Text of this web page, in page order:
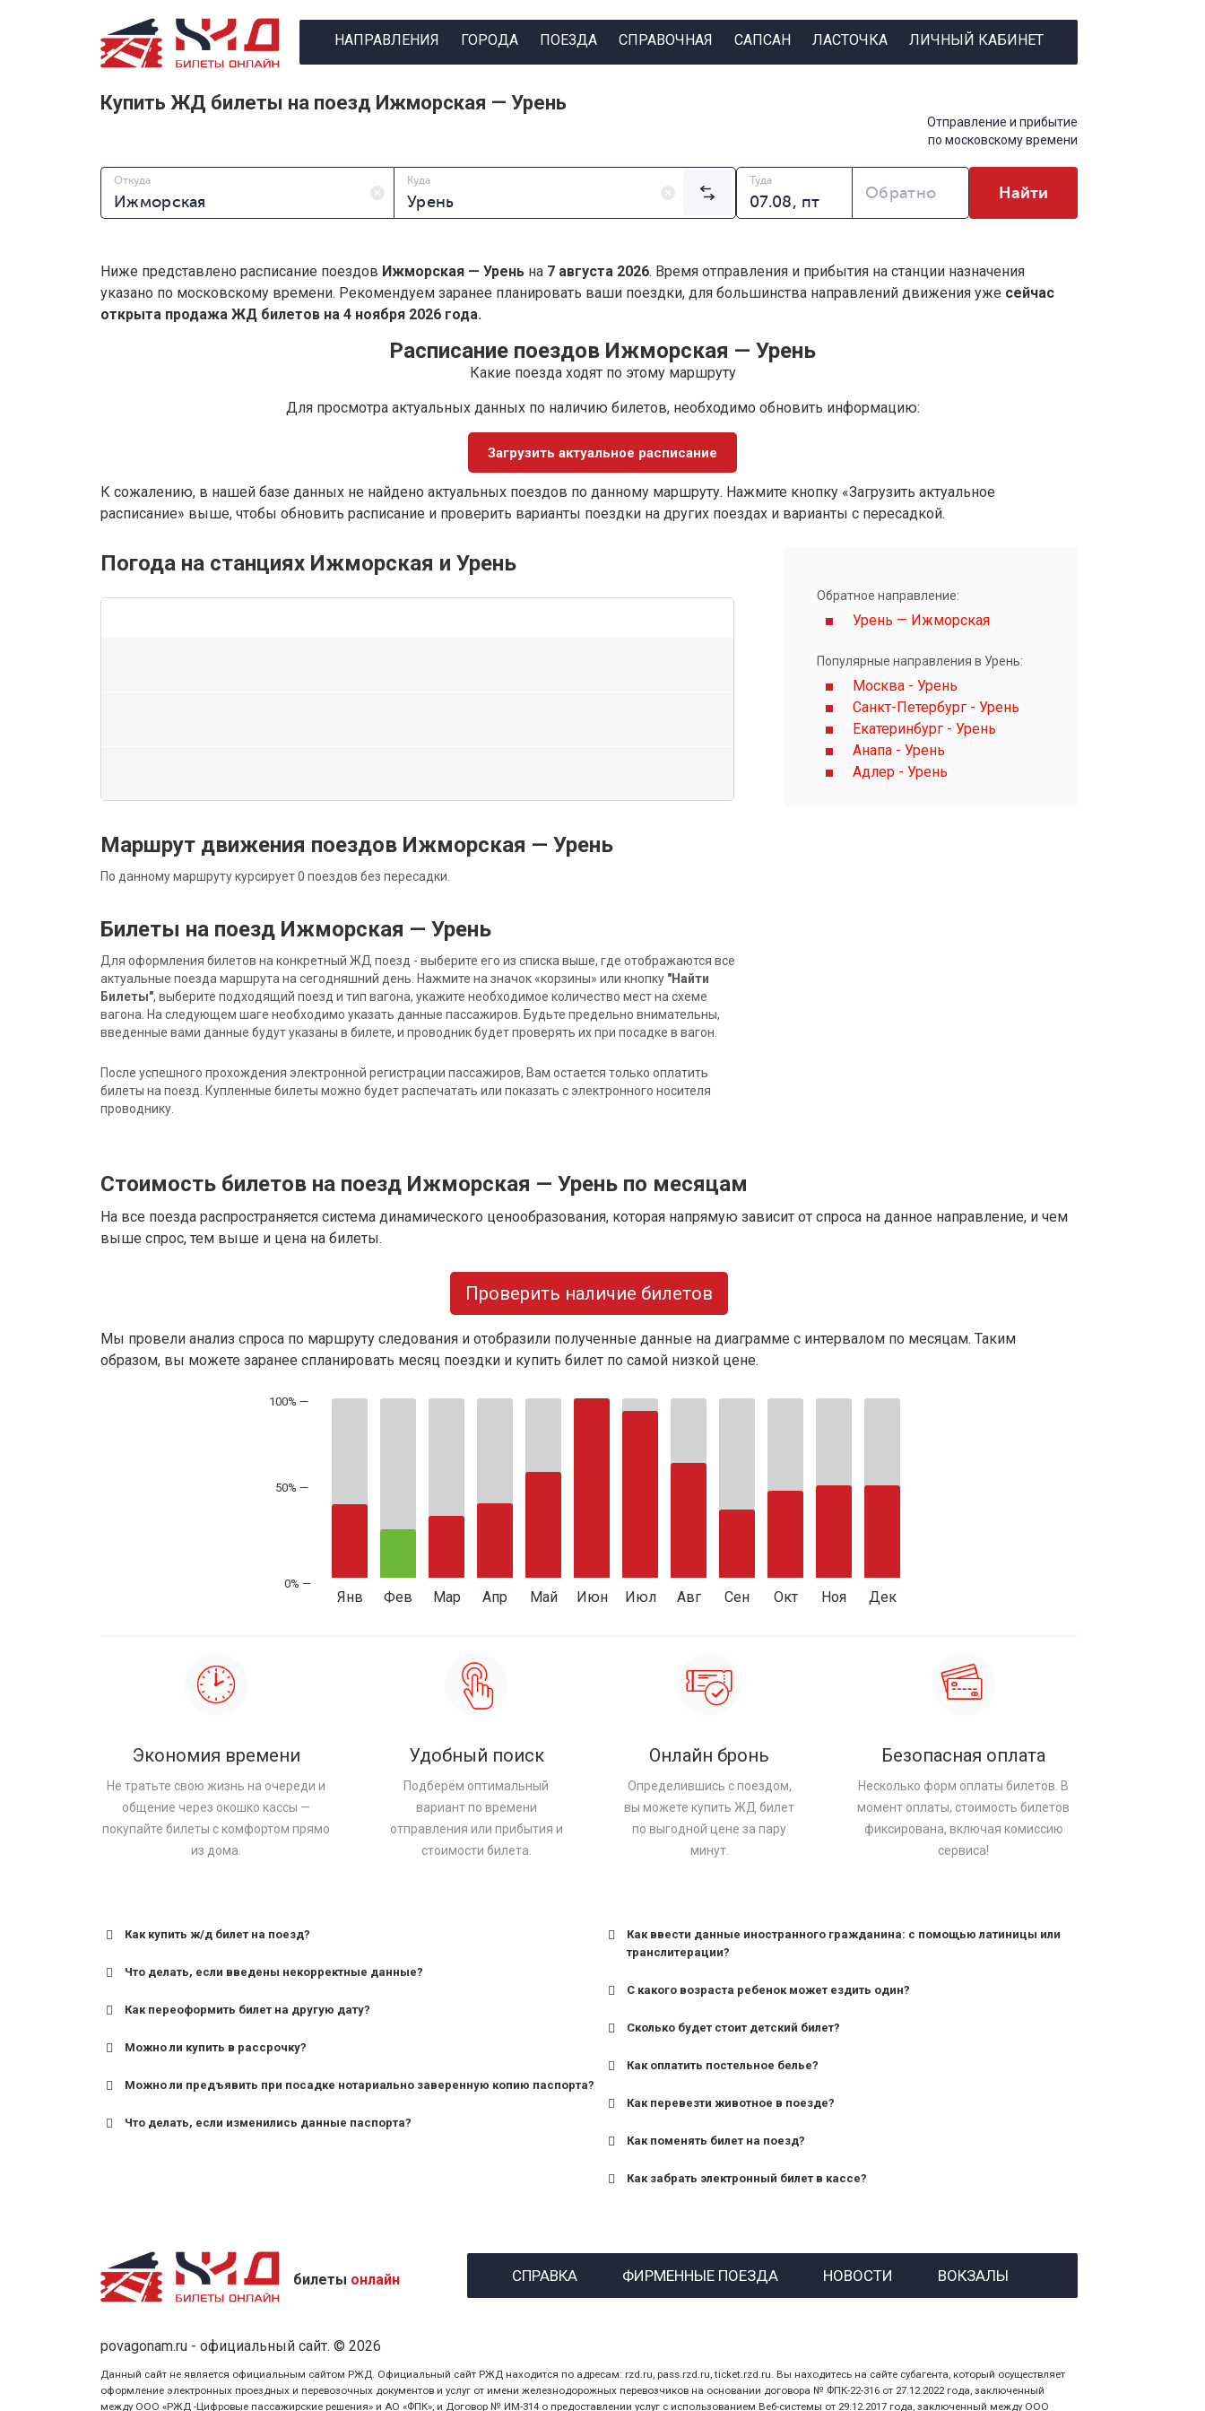
НАПРАВЛЕНИЯ ГОРОДА ПОЕЗДА СПРАВОЧНАЯ САПСАН ЛАСТОЧКА ЛИЧНЫЙ КАБИНЕТ
Купить ЖД билеты на поезд Ижморская — Урень
Отправление и прибытие
по московскому времени
Откуда Куда Туда
Обратно Найти
Ниже представлено расписание поездов Ижморская — Урень на 7 августа 2026. Время отправления и прибытия на станции назначения
указано по московскому времени. Рекомендуем заранее планировать ваши поездки, для большинства направлений движения уже сейчас
открыта продажа ЖД билетов на 4 ноября 2026 года.
Расписание поездов Ижморская — Урень
Какие поезда ходят по этому маршруту
Для просмотра актуальных данных по наличию билетов, необходимо обновить информацию:
Загрузить актуальное расписание
К сожалению, в нашей базе данных не найдено актуальных поездов по данному маршруту. Нажмите кнопку «Загрузить актуальное
расписание» выше, чтобы обновить расписание и проверить варианты поездки на других поездах и варианты с пересадкой.
Погода на станциях Ижморская и Урень
Маршрут движения поездов Ижморская — Урень
По данному маршруту курсирует 0 поездов без пересадки.
Билеты на поезд Ижморская — Урень
Для оформления билетов на конкретный ЖД поезд - выберите его из списка выше, где отображаются все
актуальные поезда маршрута на сегодняшний день. Нажмите на значок «корзины» или кнопку "Найти
Билеты", выберите подходящий поезд и тип вагона, укажите необходимое количество мест на схеме
вагона. На следующем шаге необходимо указать данные пассажиров. Будьте предельно внимательны,
введенные вами данные будут указаны в билете, и проводник будет проверять их при посадке в вагон.
После успешного прохождения электронной регистрации пассажиров, Вам остается только оплатить
билеты на поезд. Купленные билеты можно будет распечатать или показать с электронного носителя
проводнику.
Обратное направление:
Урень — Ижморская
Популярные направления в Урень:
Москва - Урень
Санкт-Петербург - Урень
Екатеринбург - Урень
Анапа - Урень
Адлер - Урень
Стоимость билетов на поезд Ижморская — Урень по месяцам
На все поезда распространяется система динамического ценообразования, которая напрямую зависит от спроса на данное направление, и чем
выше спрос, тем выше и цена на билеты.
Проверить наличие билетов
Мы провели анализ спроса по маршруту следования и отобразили полученные данные на диаграмме с интервалом по месяцам. Таким
образом, вы можете заранее спланировать месяц поездки и купить билет по самой низкой цене.
50% —
Янв Фев Мар Апр Май Июн Июл Авг Сен Окт Ноя Дек
Экономия времени
Не тратьте свою жизнь на очереди и
общение через окошко кассы —
покупайте билеты с комфортом прямо
из дома.
Удобный поиск
Подберём оптимальный
вариант по времени
отправления или прибытия и
стоимости билета.
Онлайн бронь
Определившись с поездом,
вы можете купить ЖД билет
по выгодной цене за пару
минут.
Безопасная оплата
Несколько форм оплаты билетов. В
момент оплаты, стоимость билетов
фиксирована, включая комиссию
сервиса!
Как купить ж/д билет на поезд?
Что делать, если введены некорректные данные?
Как переоформить билет на другую дату?
Можно ли купить в рассрочку?
Можно ли предъявить при посадке нотариально заверенную копию паспорта?
Что делать, если изменились данные паспорта?
Как ввести данные иностранного гражданина: с помощью латиницы или
транслитерации?
С какого возраста ребенок может ездить один?
для поездов дальнего следования — от 10 лет и старше;
Сколько будет стоит детский билет?
Как оплатить постельное белье?
Как перевезти животное в поезде?
Как поменять билет на поезд?
Как забрать электронный билет в кассе?
назвав кассиру 14-значный номер заказа;
билеты онлайн СПРАВКА ФИРМЕННЫЕ ПОЕЗДА НОВОСТИ ВОКЗАЛЫ
povagonam.ru - официальный сайт. © 2026
Данный сайт не является официальным сайтом РЖД. Официальный сайт РЖД находится по адресам: rzd.ru, pass.rzd.ru, ticket.rzd.ru. Вы находитесь на сайте субагента, который осуществляет
оформление электронных проездных и перевозочных документов и услуг от имени железнодорожных перевозчиков на основании договора № ФПК-22-316 от 27.12.2022 года, заключенный
между ООО «РЖД -Цифровые пассажирские решения» и АО «ФПК», и Договор № ИМ-314 о предоставлении услуг с использованием Веб-системы от 29.12.2017 года, заключенный между ООО